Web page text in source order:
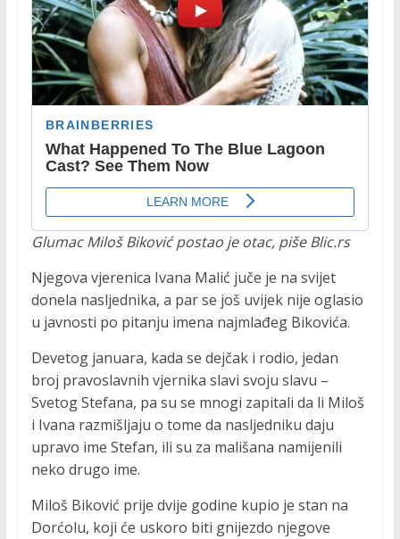
Glumac Miloš Biković postao je otac, piše Blic.rs
Njegova vjerenica Ivana Malić juče je na svijet
donela nasljednika, a par se još uvijek nije oglasio
u javnosti po pitanju imena najmlađeg Bikovića.
Devetog januara, kada se dejčak i rodio, jedan
broj pravoslavnih vjernika slavi svoju slavu –
Svetog Stefana, pa su se mnogi zapitali da li Miloš
i Ivana razmišljaju o tome da nasljedniku daju
upravo ime Stefan, ili su za mališana namijenili
neko drugo ime.
Miloš Biković prije dvije godine kupio je stan na
Dorćolu, koji će uskoro biti gnijezdo njegove